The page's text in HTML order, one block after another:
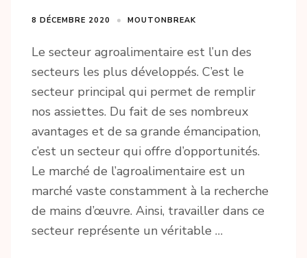
8 DÉCEMBRE 2020 MOUTONBREAK
Le secteur agroalimentaire est l’un des
secteurs les plus développés. C’est le
secteur principal qui permet de remplir
nos assiettes. Du fait de ses nombreux
avantages et de sa grande émancipation,
c’est un secteur qui offre d’opportunités.
Le marché de l’agroalimentaire est un
marché vaste constamment à la recherche
de mains d’œuvre. Ainsi, travailler dans ce
secteur représente un véritable …